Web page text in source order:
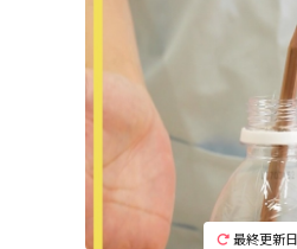
最終更新